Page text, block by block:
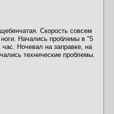
Скорость совсем
Начались проблемы в "5
Ночевал на заправке, на
технические проблемы.